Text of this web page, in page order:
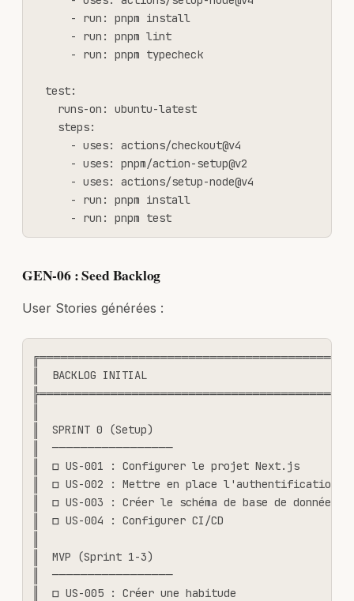
      - run: pnpm install
      - run: pnpm lint
      - run: pnpm typecheck
  test:
    runs-on: ubuntu-latest
    steps:
      - uses: actions/checkout@v4
      - uses: pnpm/action-setup@v2
      - uses: actions/setup-node@v4
      - run: pnpm install
      - run: pnpm test
GEN-06 : Seed Backlog
User Stories générées :
║  BACKLOG INITIAL
║  SPRINT 0 (Setup)
║  ─────────────────
║  □ US-001 : Configurer le projet Next.js
║  □ US-002 : Mettre en place
║  □ US-003 : Créer le schéma de base de
║  □ US-004 : Configurer CI/CD
║  MVP (Sprint 1-3)
║  ─────────────────
║  □ US-005 : Créer une habitude